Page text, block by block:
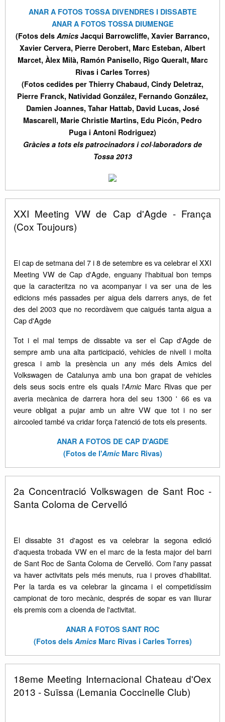
ANAR A FOTOS TOSSA DIVENDRES I DISSABTE
ANAR A FOTOS TOSSA DIUMENGE
(Fotos dels Amics Jacqui Barrowcliffe, Xavier Barranco,
Xavier Cervera, Pierre Derobert, Marc Esteban, Albert
Marcet, Àlex Milà, Ramón Panisello, Rigo Queralt, Marc
Rivas i Carles Torres)
(Fotos cedides per Thierry Chabaud, Cindy Deletraz,
Pierre Franck, Natividad González, Fernando González,
Damien Joannes, Tahar Hattab, David Lucas, José
Mascarell, Marie Christie Martins, Edu Picón, Pedro
Puga i Antoni Rodriguez)
Gràcies a tots els patrocinadors i col·laboradors de
Tossa 2013
XXI Meeting VW de Cap d'Agde - França
(Cox Toujours)
El cap de setmana del 7 i 8 de setembre es va celebrar el XXI
Meeting VW de Cap d'Agde, enguany l'habitual bon temps
que la caracteritza no va acompanyar i va ser una de les
edicions més passades per aigua dels darrers anys, de fet
des del 2003 que no recordàvem que caigués tanta aigua a
Cap d'Agde
Tot i el mal temps de dissabte va ser el Cap d'Agde de
sempre amb una alta participació, vehicles de nivell i molta
gresca i amb la presència un any més dels Amics del
Volkswagen de Catalunya amb una bon grapat de vehicles
dels seus socis entre els quals l'AmicMarc Rivas que per
averia mecànica de darrera hora del seu 1300 ' 66 es va
veure obligat a pujar amb un altre VW que tot i no ser
aircooled també va cridar força l'atenció de tots els presents.
ANAR A FOTOS DE CAP D'AGDE
(Fotos de l'Amic Marc Rivas)
2a Concentració Volkswagen de Sant Roc -
Santa Coloma de Cervelló
El dissabte 31 d'agost es va celebrar la segona edició
d'aquesta trobada VW en el marc de la festa major del barri
de Sant Roc de Santa Coloma de Cervelló. Com l'any passat
va haver activitats pels més menuts, rua i proves d'habilitat.
Per la tarda es va celebrar la gincama i el competidíssim
campionat de toro mecànic, després de sopar es van lliurar
els premis com a cloenda de l'activitat.
ANAR A FOTOS SANT ROC
(Fotos dels AmicsMarc Rivas i Carles Torres)
18eme Meeting Internacional Chateau d'Oex
2013 - Suïssa (Lemania Coccinelle Club)